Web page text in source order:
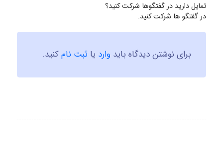
تمایل دارید در گفتگوها شرکت کنید؟
در گفتگو ها شرکت کنید.
برای نوشتن دیدگاه باید وارد یا ثبت نامکنید.